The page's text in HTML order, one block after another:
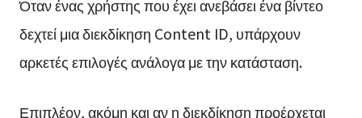
Όταν ένας χρήστης που έχει ανεβάσει ένα βίντεο
δεχτεί μια διεκδίκηση Content ID, υπάρχουν
αρκετές επιλογές ανάλογα με την κατάσταση.
Επιπλέον, ακόμη και αν η διεκδίκηση προέρχεται